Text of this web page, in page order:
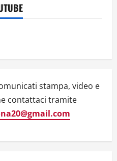
stampa, video e
contattaci tramite